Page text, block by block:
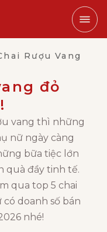
Rượu Vang
đỏ
vang thì những
nữ ngày càng
bữa tiệc lớn
quà đầy tinh tế.
qua top 5 chai
doanh số bán
nhé!